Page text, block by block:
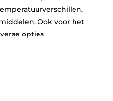
Ook voor het
opties